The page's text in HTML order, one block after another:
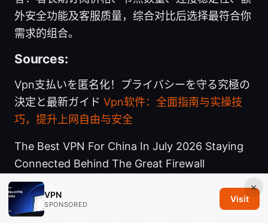
外安全功能及客服质量，综合对比后选择最符合你
需求的组合。
Sources:
Vpn支払いを匿名化！プライバシーを守る究極の
決定と最新ガイド Vpn软件：全面指南与实操技
巧，提升上网自由与安全
The Best VPN For China In July 2026 Staying
Connected Behind The Great Firewall
Nordvpn how many devices can you actually
use simultaneously: Ultimate Guide to
×
VPN
SPONSORED
Visit